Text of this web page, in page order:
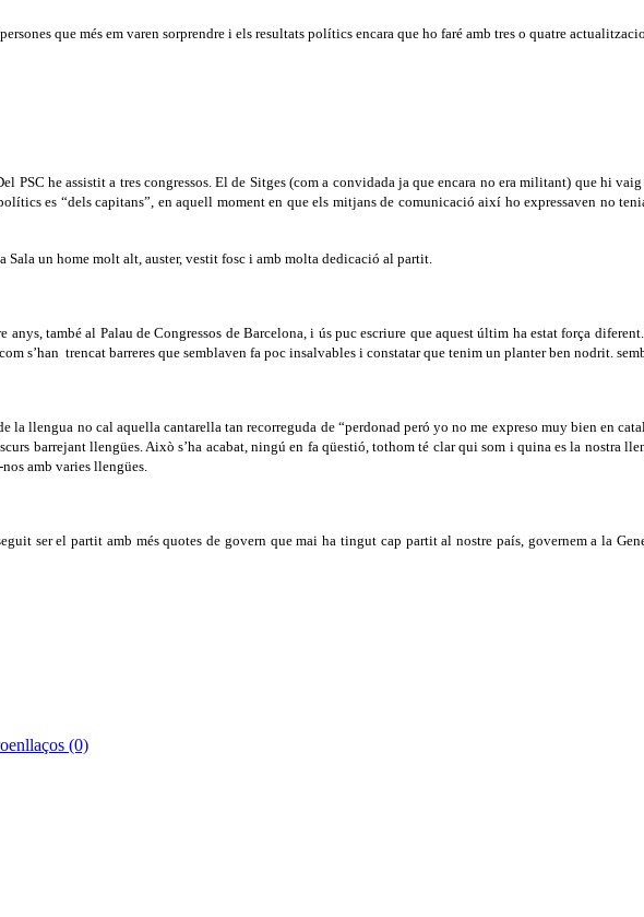
que més em varen sorprendre i els resultats polítics encara que ho faré amb tres o quatre
PSC he assistit a tres congressos. El de Sitges (com a convidada ja que encara no era militant) que hi
es “dels capitans”, en aquell moment en que els mitjans de comunicació així ho expressaven no
un home molt alt, auster, vestit fosc i amb molta dedicació al partit.
anys, també al Palau de Congressos de Barcelona, i ús puc escriure que aquest últim ha estat força
s’han trencat barreres que semblaven fa poc insalvables i constatar que tenim un planter ben nodrit.
la llengua no cal aquella cantarella tan recorreguda de “perdonad peró yo no me expreso muy bien en
barrejant llengües. Això s’ha acabat, ningú en fa qüestió, tothom té clar qui som i quina es la nostra
amb varies llengües.
ser el partit amb més quotes de govern que mai ha tingut cap partit al nostre país, governem a la
(0)